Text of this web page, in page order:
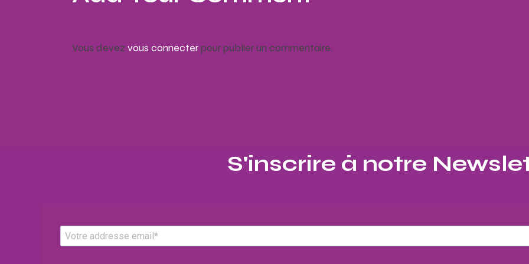
Vous devez vous connecterpour publier un commentaire.
S'inscrire à notre